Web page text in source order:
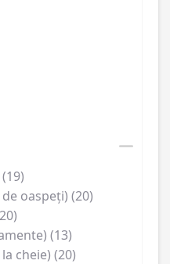
oaspeți) (20)
(13)
cheie) (20)